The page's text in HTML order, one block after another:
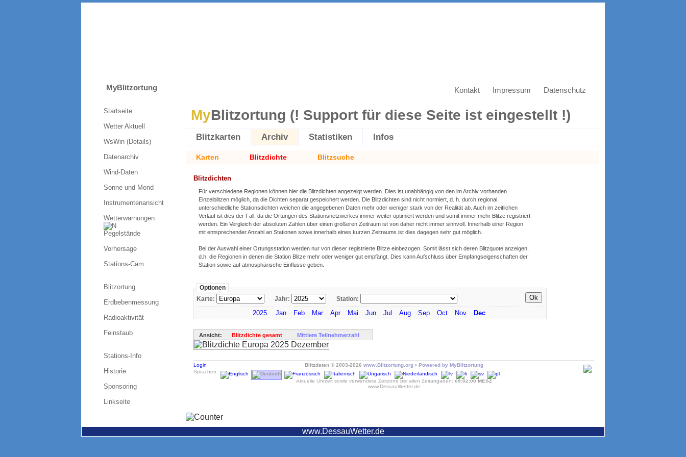
MyBlitzortung Kontakt Impressum Datenschutz
MyBlitzortung (! Support für diese Seite ist eingestellt !)
Blitzkarten Archiv Statistiken Infos
Karten Blitzdichte Blitzsuche
Blitzdichten
Für verschiedene Regionen können hier die Blitzdichten angezeigt werden. Dies ist unabhängig von den im Archiv vorhanden
Einzelblitzen möglich, da die Dichten separat gespeichert werden. Die Blitzdichten sind nicht normiert, d. h. durch regional
unterschiedliche Stationsdichten weichen die angegebenen Daten mehr oder weniger stark von der Realität ab. Auch im zeitlichen
Verlauf ist dies der Fall, da die Ortungen des Stationsnetzwerkes immer weiter optimiert werden und somit immer mehr Blitze registriert
werden. Ein Vergleich der absoluten Zahlen über einen größeren Zeitraum ist von daher nicht immer sinnvoll. Innerhalb einer Region
mit entsprechender Anzahl an Stationen sowie innerhalb eines kurzen Zeitraums ist dies dagegen sehr gut möglich.
Bei der Auswahl einer Ortungsstation werden nur von dieser registrierte Blitze einbezogen. Somit lässt sich deren Blitzquote anzeigen,
d.h. die Regionen in denen die Station Blitze mehr oder weniger gut empfängt. Dies kann Aufschluss über Empfangseigenschaften der
Station sowie auf atmosphärische Einflüsse geben.
Optionen
Karte:
Jahr: Station:
2025 Jan Feb Mar Apr Mai Jun Jul Aug Sep Oct Nov Dec
Ansicht: Blitzdichte gesamt Mittlere Teilnehmerzahl
Login
Sprachen:
Blitzdaten © 2003-2026 www.Blitzortung.org• Powered by MyBlitzortung
Aktuelle Uhrzeit sowie verwendete Zeitzone bei allen Zeitangaben: 09:02:00 MESZ
www.DessauWetter.de
Startseite
Wetter Aktuell
WsWin (Details)
Datenarchiv
Wind-Daten
Sonne und Mond
Instrumentenansicht
Wetterwarnungen
Pegelstände
Vorhersage
Stations-Cam
Blitzortung
Erdbebenmessung
Radioaktivität
Feinstaub
Stations-Info
Historie
Sponsoring
Linkseite
www.DessauWetter.de